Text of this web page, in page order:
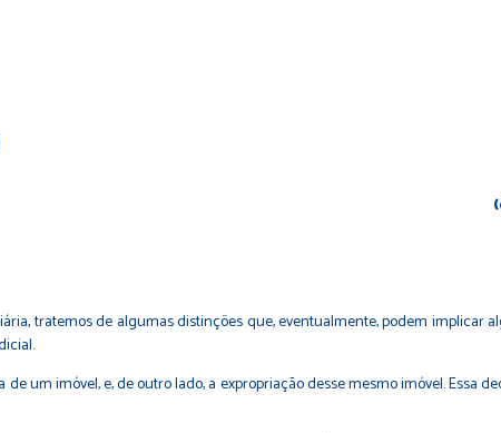
de algumas distinções que, eventualmente, podem implicar
um imóvel, e, de outro lado, a expropriação desse mesmo imóvel. Essa